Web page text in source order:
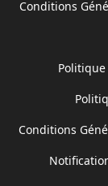
Conditions
Conditions